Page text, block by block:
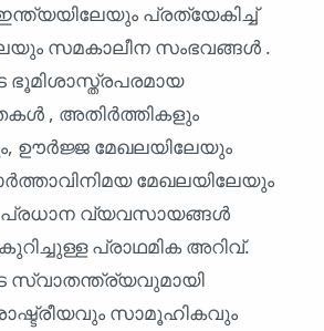
പ്രത്യേകിച്ച്
സമകാലീന സംഭവങ്ങൾ .
, അതിർത്തികളും
ഊർജ്ജ മേഖലയിലേയും
മേഖലയിലേയും
വ്യവസായങ്ങൾ
പ്രാഥമിക അറിവ്.
സ്വാതന്ത്ര്യവുമായി
രാഷ്ട്രീയവും സാമൂഹികവും